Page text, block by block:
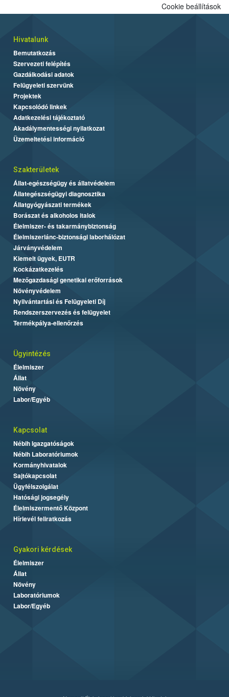
Cookie beállítások
Hivatalunk
Bemutatkozás
Szervezeti felépítés
Gazdálkodási adatok
Felügyeleti szervünk
Projektek
Kapcsolódó linkek
Adatkezelési tájékoztató
Akadálymentességi nyilatkozat
Üzemeltetési információ
Szakterületek
Állat-egészségügy és állatvédelem
Állategészségügyi diagnosztika
Állatgyógyászati termékek
Borászat és alkoholos italok
Élelmiszer- és takarmánybiztonság
Élelmiszerlánc-biztonsági laborhálózat
Járványvédelem
Kiemelt ügyek, EUTR
Kockázatkezelés
Mezőgazdasági genetikai erőforrások
Növényvédelem
Nyilvántartási és Felügyeleti Díj
Rendszerszervezés és felügyelet
Termékpálya-ellenőrzés
Ügyintézés
Élelmiszer
Állat
Növény
Labor/Egyéb
Kapcsolat
Nébih Igazgatóságok
Nébih Laboratóriumok
Kormányhivatalok
Sajtókapcsolat
Ügyfélszolgálat
Hatósági jogsegély
Élelmiszermentő Központ
Hírlevél feliratkozás
Gyakori kérdések
Élelmiszer
Állat
Növény
Laboratóriumok
Labor/Egyéb